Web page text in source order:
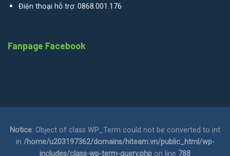
Điện thoại hỗ trợ: 0868.001.176
Fanpage Facebook
Notice: Object of class WP_Term could not be converted to int
in /home/u203197362/domains/hiteam.vn/public_html/wp-
includes/class-wp-term-query.php on line 788